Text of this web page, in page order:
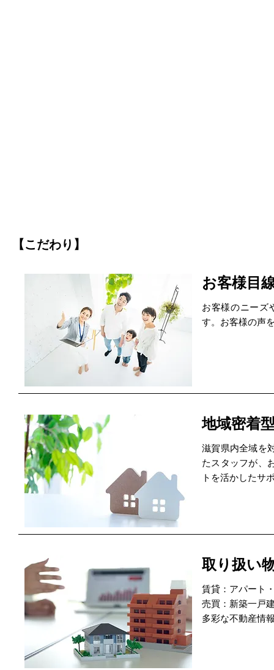
【こだわり】
お客様目
お客様のニーズ
す。お客様の声
地域密着
滋賀県内全域を
たスタッフが、
トを活かしたサ
取り扱い
賃貸：アパート
売買：新築一戸
多彩な不動産情